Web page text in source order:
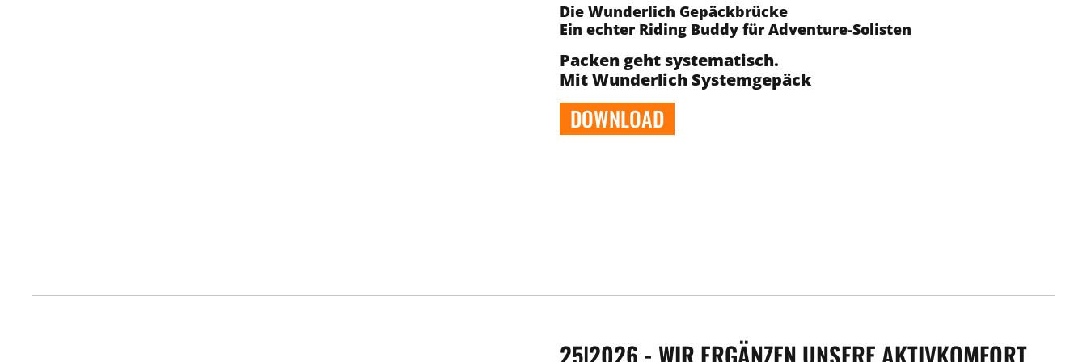
Die Wunderlich Gepäckbrücke
Ein echter Riding Buddy für Adventure-Solisten
Packen geht systematisch.
Mit Wunderlich Systemgepäck
DOWNLOAD
25|2026 - WIR ERGÄNZEN UNSERE AKTIVKOMFORT